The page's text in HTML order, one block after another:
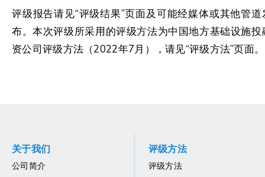
评级报告请见“评级结果”页面及可能经媒体或其他管道
布。本次评级所采用的评级方法为中国地方基础设施投
资公司评级方法（2022年7月），请见“评级方法”页面。
关于我们
公司简介
评级方法
评级方法